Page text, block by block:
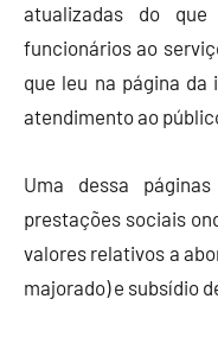
atualizadas do
funcionários ao
que leu na página
atendimento ao
Uma dessa
prestações sociais
valores relativos a
majorado) e subsídio